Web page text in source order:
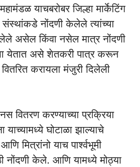
याचबरोबर जिल्हा मार्केटिंग
संस्थांकडे नोंदणी केलेले त्यांच्या
असेल किंवा नसेल मात्र नोंदणी
येतात असे शेतकरी पात्र करून
वितरित करायला मंजुरी दिलेली
वितरण करण्याच्या प्रक्रिया
घोटाळा झाल्याचे
मित्रांनो याच पार्श्वभूमी
नोंदणी केले. आणि यामध्ये मोठ्या